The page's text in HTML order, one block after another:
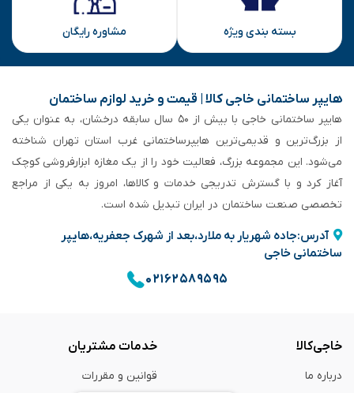
بسته بندی ویژه مشاوره رایگان
هایپر ساختمانی خاجی‌ کالا | قیمت و خرید لوازم ساختمان
هایپر ساختمانی خاجی‌ با بیش از ۵۰ سال سابقه‌ درخشان، به عنوان یکی
از بزرگ‌ترین و قدیمی‌ترین هایپرساختمانی‌ غرب استان تهران شناخته
می‌شود. این مجموعه بزرگ، فعالیت خود را از یک مغازه ابزارفروشی کوچک
آغاز کرد و با گسترش تدریجی خدمات و کالاها، امروز به یکی از مراجع
تخصصی صنعت ساختمان در ایران تبدیل شده است.
آدرس:جاده شهریار به ملارد،بعد از شهرک جعفریه،هایپر
ساختمانی خاجی
۰۲۱۶۲۵۸۹۵۹۵
خاجی‌کالا
درباره ما
خدمات مشتریان
قوانین و مقررات